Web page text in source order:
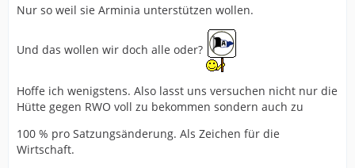
Nur so weil sie Arminia unterstützen wollen.
Und das wollen wir doch alle oder?
Hoffe ich wenigstens. Also lasst uns versuchen nicht nur die
Hütte gegen RWO voll zu bekommen sondern auch zu
100 % pro Satzungsänderung. Als Zeichen für die
Wirtschaft.